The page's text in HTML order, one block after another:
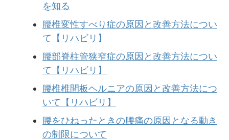
を知る
腰椎変性すべり症の原因と改善方法につい
て【リハビリ】
腰部脊柱管狭窄症の原因と改善方法につい
て【リハビリ】
腰椎椎間板ヘルニアの原因と改善方法につ
いて【リハビリ】
腰をひねったときの腰痛の原因となる動き
の制限について